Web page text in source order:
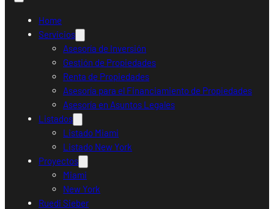
Home
Servicios
Asesoría de Inversión
Gestión de Propiedades
Renta de Propiedades
Asesoría para el Financiamiento de Propiedades
Asesoría en Asuntos Legales
Listados
Listado Miami
Listado New York
Proyectos
Miami
New York
Ruedi Sieber